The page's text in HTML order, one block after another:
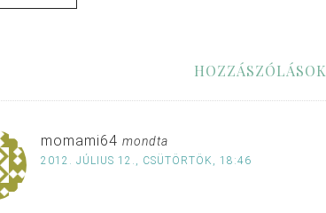
HOZZÁSZÓLÁSOK
momami64 mondta
2012. JÚLIUS 12., CSÜTÖRTÖK, 18:46